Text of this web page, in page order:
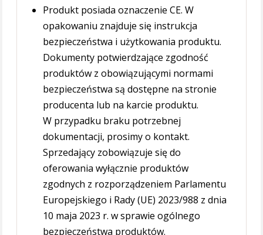
Produkt posiada oznaczenie CE. W
opakowaniu znajduje się instrukcja
bezpieczeństwa i użytkowania produktu.
Dokumenty potwierdzające zgodność
produktów z obowiązującymi normami
bezpieczeństwa są dostępne na stronie
producenta lub na karcie produktu.
W przypadku braku potrzebnej
dokumentacji, prosimy o kontakt.
Sprzedający zobowiązuje się do
oferowania wyłącznie produktów
zgodnych z rozporządzeniem Parlamentu
Europejskiego i Rady (UE) 2023/988 z dnia
10 maja 2023 r. w sprawie ogólnego
bezpieczeństwa produktów.